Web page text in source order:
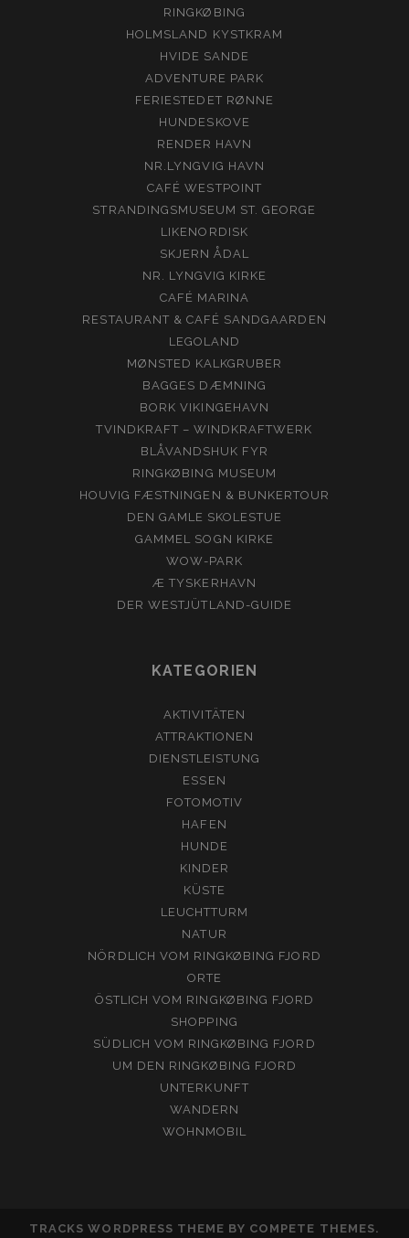
RINGKØBING
HOLMSLAND KYSTKRAM
HVIDE SANDE
ADVENTURE PARK
FERIESTEDET RØNNE
HUNDESKOVE
RENDER HAVN
NR.LYNGVIG HAVN
CAFÉ WESTPOINT
STRANDINGSMUSEUM ST. GEORGE
LIKENORDISK
SKJERN ÅDAL
NR. LYNGVIG KIRKE
CAFÉ MARINA
RESTAURANT & CAFÉ SANDGAARDEN
LEGOLAND
MØNSTED KALKGRUBER
BAGGES DÆMNING
BORK VIKINGEHAVN
TVINDKRAFT – WINDKRAFTWERK
BLÅVANDSHUK FYR
RINGKØBING MUSEUM
HOUVIG FÆSTNINGEN & BUNKERTOUR
DEN GAMLE SKOLESTUE
GAMMEL SOGN KIRKE
WOW-PARK
Æ TYSKERHAVN
DER WESTJÜTLAND-GUIDE
KATEGORIEN
AKTIVITÄTEN
ATTRAKTIONEN
DIENSTLEISTUNG
ESSEN
FOTOMOTIV
HAFEN
HUNDE
KINDER
KÜSTE
LEUCHTTURM
NATUR
NÖRDLICH VOM RINGKØBING FJORD
ORTE
ÖSTLICH VOM RINGKØBING FJORD
SHOPPING
SÜDLICH VOM RINGKØBING FJORD
UM DEN RINGKØBING FJORD
UNTERKUNFT
WANDERN
WOHNMOBIL
TRACKS WORDPRESS THEME BY COMPETE THEMES.